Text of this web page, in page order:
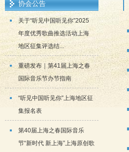
协会公告
关于“听见中国听见你”2025
年度优秀歌曲推选活动上海
地区征集评选结...
重磅发布｜第41届上海之春
国际音乐节办节指南
“听见中国听见你”上海地区征
集报名表
第40届上海之春国际音乐
节“新时代 新上海”上海原创歌